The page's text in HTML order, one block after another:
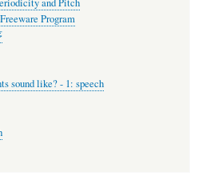
and Pitch
Program
sound like? - 1: speech